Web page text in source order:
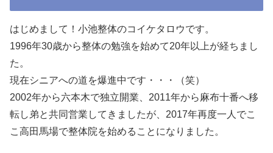
はじめまして！小池整体のコイケタロウです。
1996年30歳から整体の勉強を始めて20年以上が経ちまし
た。
現在シニアへの道を爆進中です・・・（笑）
2002年から六本木で独立開業、2011年から麻布十番へ移
転し弟と共同営業してきましたが、2017年再度一人でこ
こ高田馬場で整体院を始めることになりました。